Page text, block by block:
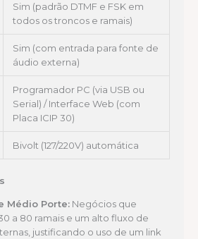
Sim (padrão DTMF e FSK em
todos os troncos e ramais)
Sim (com entrada para fonte de
áudio externa)
Programador PC (via USB ou
Serial) / Interface Web (com
Placa ICIP 30)
Bivolt (127/220V) automática
Médio Porte: Negócios que
a 80 ramais e um alto fluxo de
justificando o uso de um link